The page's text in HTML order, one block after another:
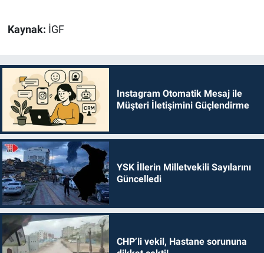
Kaynak: İGF
Instagram Otomatik Mesaj ile
Müşteri İletişimini Güçlendirme
YSK İllerin Milletvekili Sayılarını
Güncelledi
CHP’li vekil, Hastane sorununa